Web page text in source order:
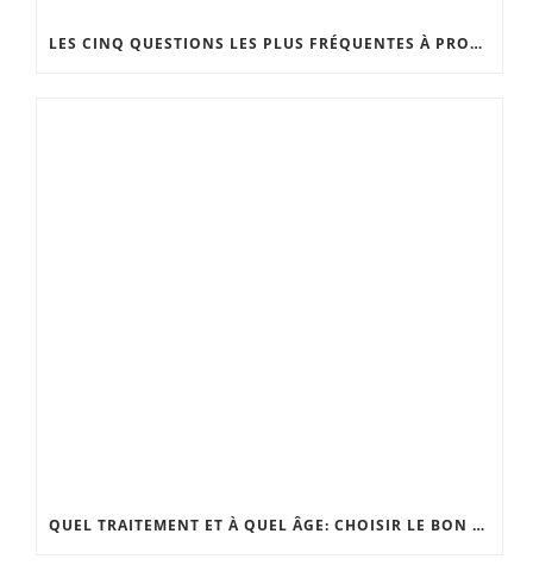
LES CINQ QUESTIONS LES PLUS FRÉQUENTES À PROPOS DU LIFTING DU COU ET DU VISAGE.
QUEL TRAITEMENT ET À QUEL ÂGE: CHOISIR LE BON MOMENT